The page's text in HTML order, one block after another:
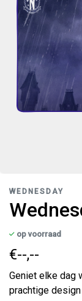
WEDNESDAY
op voorraad
€--,--
Geniet elke dag
prachtige